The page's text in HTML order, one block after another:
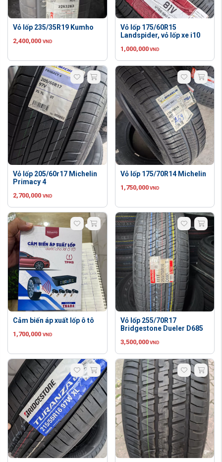
Vỏ lốp 235/35R19 Kumho
2,400,000 VND
Vỏ lốp 175/60R15
Landspider, vỏ lốp xe i10
1,000,000 VND
Vỏ lốp 205/60r17 Michelin
Primacy 4
2,700,000 VND
Vỏ lốp 175/70R14 Michelin
1,750,000 VND
Cảm biến áp xuất lốp ô tô
1,700,000 VND
Vỏ lốp 255/70R17
Bridgestone Dueler D685
3,500,000 VND